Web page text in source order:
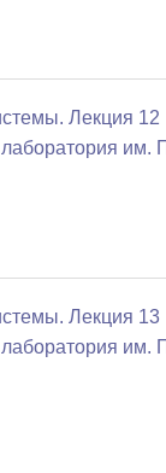
Лекция 12
лаборатория
Лекция 13
лаборатория